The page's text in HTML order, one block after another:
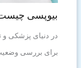
بیوپسی
در دنیای پزشکی
برای بررسی